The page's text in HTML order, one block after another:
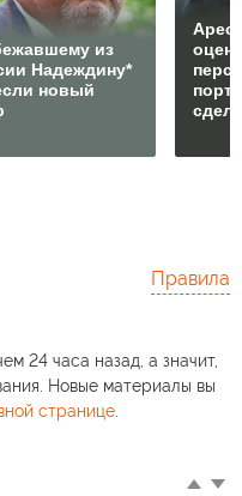
из
Надеждину*
новый
Правила
24 часа назад, а значит,
Новые материалы вы
странице.